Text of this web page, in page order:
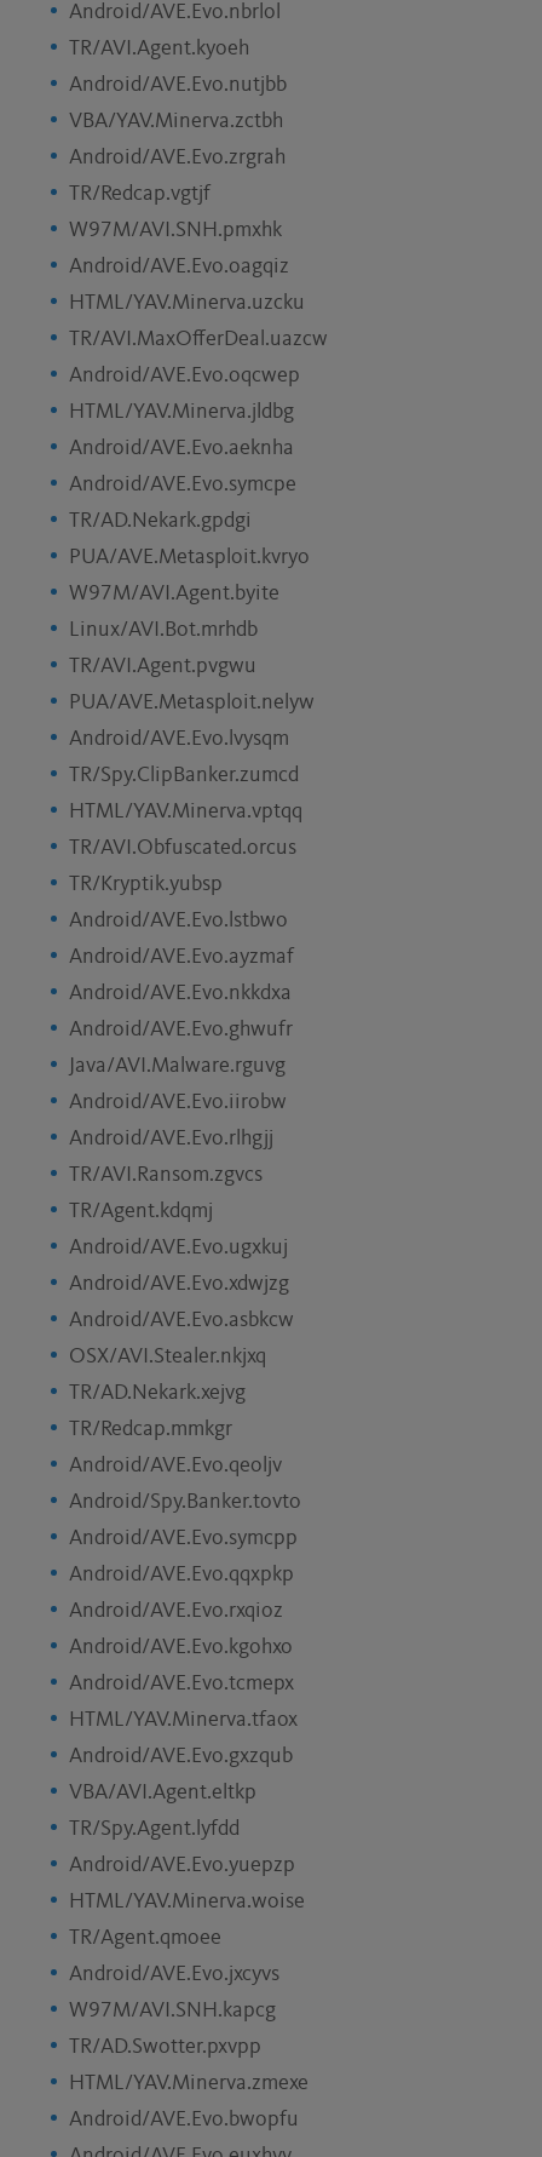
Android/AVE.Evo.nbrlol
TR/AVI.Agent.kyoeh
Android/AVE.Evo.nutjbb
VBA/YAV.Minerva.zctbh
Android/AVE.Evo.zrgrah
TR/Redcap.vgtjf
W97M/AVI.SNH.pmxhk
Android/AVE.Evo.oagqiz
HTML/YAV.Minerva.uzcku
TR/AVI.MaxOfferDeal.uazcw
Android/AVE.Evo.oqcwep
HTML/YAV.Minerva.jldbg
Android/AVE.Evo.aeknha
Android/AVE.Evo.symcpe
TR/AD.Nekark.gpdgi
PUA/AVE.Metasploit.kvryo
W97M/AVI.Agent.byite
Linux/AVI.Bot.mrhdb
TR/AVI.Agent.pvgwu
PUA/AVE.Metasploit.nelyw
Android/AVE.Evo.lvysqm
TR/Spy.ClipBanker.zumcd
HTML/YAV.Minerva.vptqq
TR/AVI.Obfuscated.orcus
TR/Kryptik.yubsp
Android/AVE.Evo.lstbwo
Android/AVE.Evo.ayzmaf
Android/AVE.Evo.nkkdxa
Android/AVE.Evo.ghwufr
Java/AVI.Malware.rguvg
Android/AVE.Evo.iirobw
Android/AVE.Evo.rlhgjj
TR/AVI.Ransom.zgvcs
TR/Agent.kdqmj
Android/AVE.Evo.ugxkuj
Android/AVE.Evo.xdwjzg
Android/AVE.Evo.asbkcw
OSX/AVI.Stealer.nkjxq
TR/AD.Nekark.xejvg
TR/Redcap.mmkgr
Android/AVE.Evo.qeoljv
Android/Spy.Banker.tovto
Android/AVE.Evo.symcpp
Android/AVE.Evo.qqxpkp
Android/AVE.Evo.rxqioz
Android/AVE.Evo.kgohxo
Android/AVE.Evo.tcmepx
HTML/YAV.Minerva.tfaox
Android/AVE.Evo.gxzqub
VBA/AVI.Agent.eltkp
TR/Spy.Agent.lyfdd
Android/AVE.Evo.yuepzp
HTML/YAV.Minerva.woise
TR/Agent.qmoee
Android/AVE.Evo.jxcyvs
W97M/AVI.SNH.kapcg
TR/AD.Swotter.pxvpp
HTML/YAV.Minerva.zmexe
Android/AVE.Evo.bwopfu